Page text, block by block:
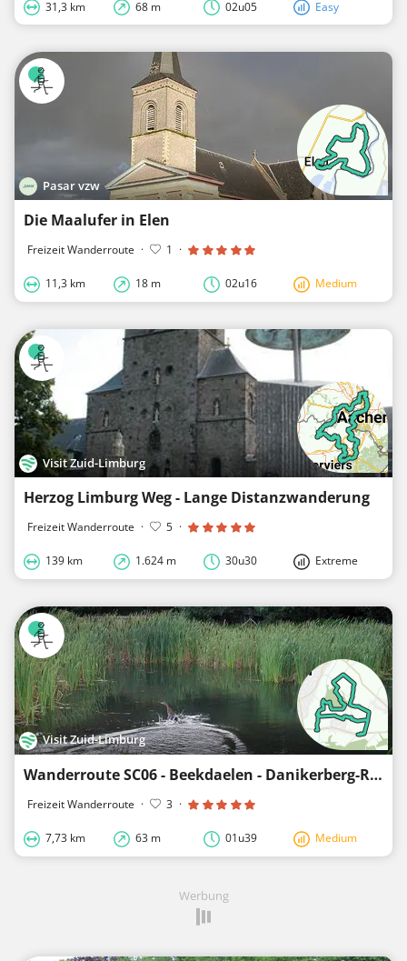
31,3 km 68 m 02u05 Easy
Pasar vzw
Die Maalufer in Elen
Freizeit Wanderroute · 1 ·
11,3 km 18 m 02u16 Medium
Visit Zuid-Limburg
Herzog Limburg Weg - Lange Distanzwanderung
Freizeit Wanderroute · 5 ·
139 km 1.624 m 30u30 Extreme
Visit Zuid-Limburg
Wanderroute SC06 - Beekdaelen - Danikerberg-Route
Freizeit Wanderroute · 3 ·
7,73 km 63 m 01u39 Medium
Werbung